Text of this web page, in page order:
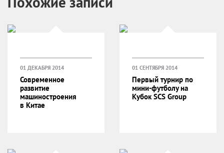
01 ДЕКАБРЯ 2014
Современное
развитие
машиностроения
в Китае
01 СЕНТЯБРЯ 2014
Первый турнир по
мини-футболу на
Кубок SCS Group